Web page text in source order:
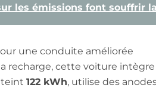
les émissions font souffrir
une conduite améliorée
recharge, cette voiture
122 kWh, utilise des